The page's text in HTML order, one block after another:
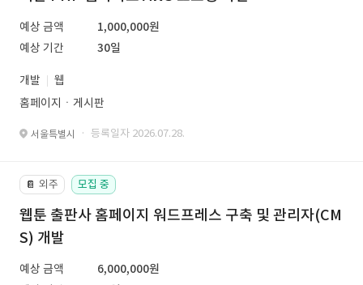
예상 금액
1,000,000원
예상 기간
30일
개발
웹
홈페이지ㆍ게시판
서울특별시 · 등록일자 2026.07.28.
📔 외주 모집 중
웹툰 출판사 홈페이지 워드프레스 구축 및 관리자(CM
S) 개발
예상 금액
6,000,000원